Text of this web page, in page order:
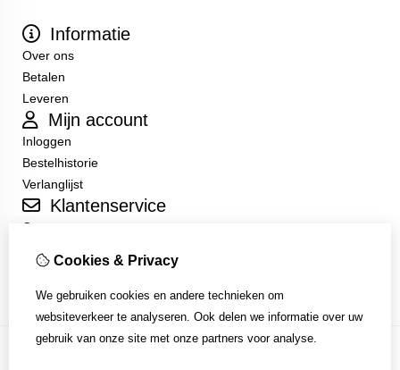
Informatie
Over ons
Betalen
Leveren
Mijn account
Inloggen
Bestelhistorie
Verlanglijst
Klantenservice
Contact
Algemene Voorwaarden
Cookies & Privacy
We gebruiken cookies en andere technieken om
websiteverkeer te analyseren. Ook delen we informatie over uw
gebruik van onze site met onze partners voor analyse.